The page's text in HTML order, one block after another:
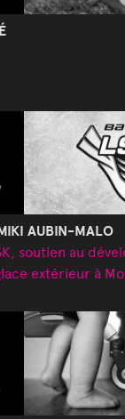
AUBIN-MALO
soutien au
extérieur à